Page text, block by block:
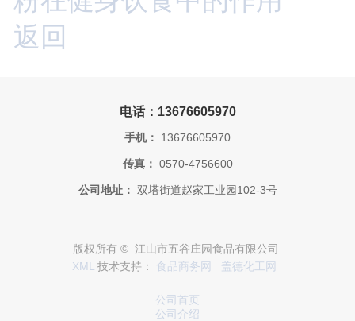
返回
电话：13676605970
手机： 13676605970
传真： 0570-4756600
公司地址： 双塔街道赵家工业园102-3号
版权所有 © 江山市五谷庄园食品有限公司
XML 技术支持： 食品商务网 盖德化工网
公司首页
公司介绍